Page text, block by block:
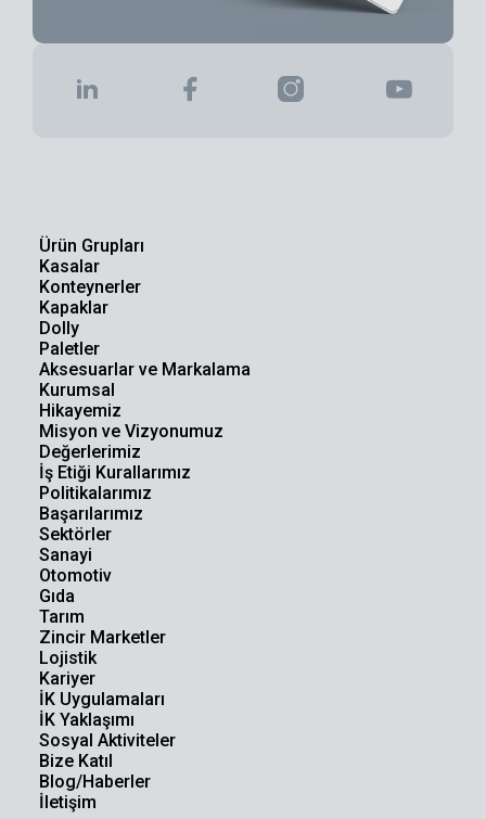
Ürün Grupları
Kasalar
Konteynerler
Kapaklar
Dolly
Paletler
Aksesuarlar ve Markalama
Kurumsal
Hikayemiz
Misyon ve Vizyonumuz
Değerlerimiz
İş Etiği Kurallarımız
Politikalarımız
Başarılarımız
Sektörler
Sanayi
Otomotiv
Gıda
Tarım
Zincir Marketler
Lojistik
Kariyer
İK Uygulamaları
İK Yaklaşımı
Sosyal Aktiviteler
Bize Katıl
Blog/Haberler
İletişim